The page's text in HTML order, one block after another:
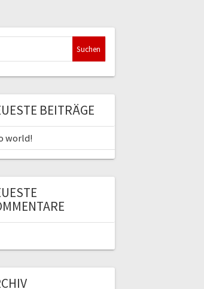
BEITRÄGE
world!